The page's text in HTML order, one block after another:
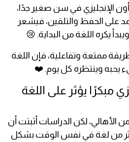
الإنجليزي في سن صغير جدًا،
على الحفظ والتلقين، فيشعر
يكره اللغة من البداية. 😢
ممتعة وتفاعلية، فإن اللغة
يحبه وينتظره كل يوم. ❤️
مبكرًا يؤثر على اللغة
الأهالي، لكن الدراسات أثبتت أن
من لغة في نفس الوقت بشكل